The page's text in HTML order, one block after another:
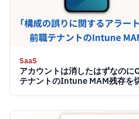
SaaS
アカウントは消したはずなの
テナントのIntune MAM残存を